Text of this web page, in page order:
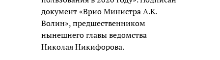
документ «Врио Министра А.К.
Волин», предшественником
нынешнего главы ведомства
Николая Никифорова.